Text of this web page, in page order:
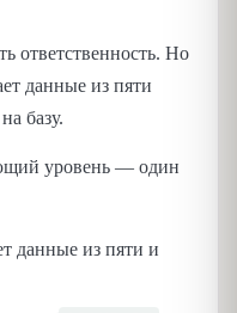
ответственность. Но
данные из пяти
базу.
уровень — один
данные из пяти и